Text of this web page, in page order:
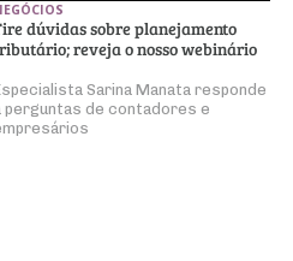
dúvidas sobre planejamento
reveja o nosso webinário
Sarina Manata responde
perguntas de contadores e